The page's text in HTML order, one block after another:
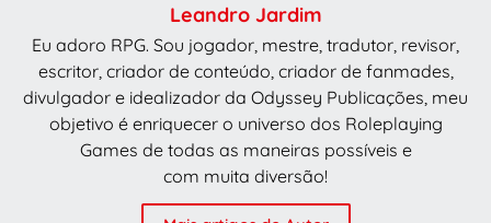
Leandro Jardim
Eu adoro RPG. Sou jogador, mestre, tradutor, revisor,
escritor, criador de conteúdo, criador de fanmades,
divulgador e idealizador da Odyssey Publicações, meu
objetivo é enriquecer o universo dos Roleplaying
Games de todas as maneiras possíveis e
com muita diversão!